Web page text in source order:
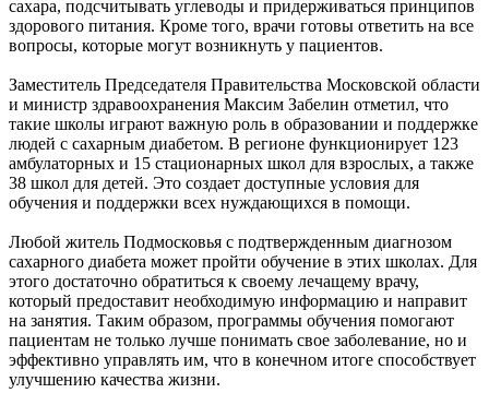
сахара, подсчитывать углеводы и придерживаться принципов
здорового питания. Кроме того, врачи готовы ответить на все
вопросы, которые могут возникнуть у пациентов.
Заместитель Председателя Правительства Московской области
и министр здравоохранения Максим Забелин отметил, что
такие школы играют важную роль в образовании и поддержке
людей с сахарным диабетом. В регионе функционирует 123
амбулаторных и 15 стационарных школ для взрослых, а также
38 школ для детей. Это создает доступные условия для
обучения и поддержки всех нуждающихся в помощи.
Любой житель Подмосковья с подтвержденным диагнозом
сахарного диабета может пройти обучение в этих школах. Для
этого достаточно обратиться к своему лечащему врачу,
который предоставит необходимую информацию и направит
на занятия. Таким образом, программы обучения помогают
пациентам не только лучше понимать свое заболевание, но и
эффективно управлять им, что в конечном итоге способствует
улучшению качества жизни.